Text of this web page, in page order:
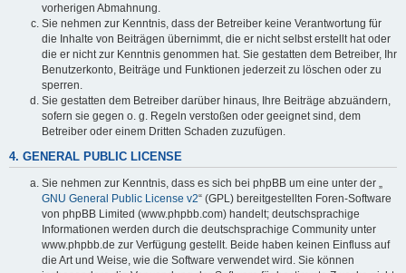
vorherigen Abmahnung.
Sie nehmen zur Kenntnis, dass der Betreiber keine Verantwortung für
die Inhalte von Beiträgen übernimmt, die er nicht selbst erstellt hat oder
die er nicht zur Kenntnis genommen hat. Sie gestatten dem Betreiber, Ihr
Benutzerkonto, Beiträge und Funktionen jederzeit zu löschen oder zu
sperren.
Sie gestatten dem Betreiber darüber hinaus, Ihre Beiträge abzuändern,
sofern sie gegen o. g. Regeln verstoßen oder geeignet sind, dem
Betreiber oder einem Dritten Schaden zuzufügen.
4. GENERAL PUBLIC LICENSE
Sie nehmen zur Kenntnis, dass es sich bei phpBB um eine unter der „
GNU General Public License v2“ (GPL) bereitgestellten Foren-Software
von phpBB Limited (www.phpbb.com) handelt; deutschsprachige
Informationen werden durch die deutschsprachige Community unter
www.phpbb.de zur Verfügung gestellt. Beide haben keinen Einfluss auf
die Art und Weise, wie die Software verwendet wird. Sie können